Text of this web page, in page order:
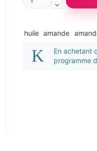
huile amande
En achetant
programme